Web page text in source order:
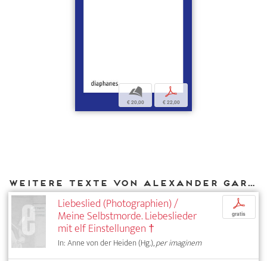
b
€ 20,00
p
€ 22,00
Weitere Texte von Alexander García Düttmann bei DIAPHANES
Liebeslied (Photographien) /
Meine Selbstmorde. Liebeslieder
mit elf Einstellungen †
In: Anne von der Heiden (Hg.),per imaginem
p
gratis